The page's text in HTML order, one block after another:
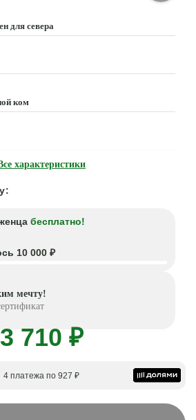
для севера
ком
характеристики
бесплатно!
10 000 ₽
мечту!
3 710 ₽
4 платежа по 927 ₽